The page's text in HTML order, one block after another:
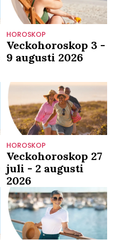
HOROSKOP
Veckohoroskop 3 -
9 augusti 2026
HOROSKOP
Veckohoroskop 27
juli - 2 augusti
2026